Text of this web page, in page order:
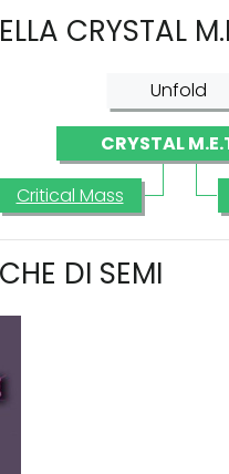
CRYSTAL
Unfold
CRYSTAL
Critical Mass
DI SEMI